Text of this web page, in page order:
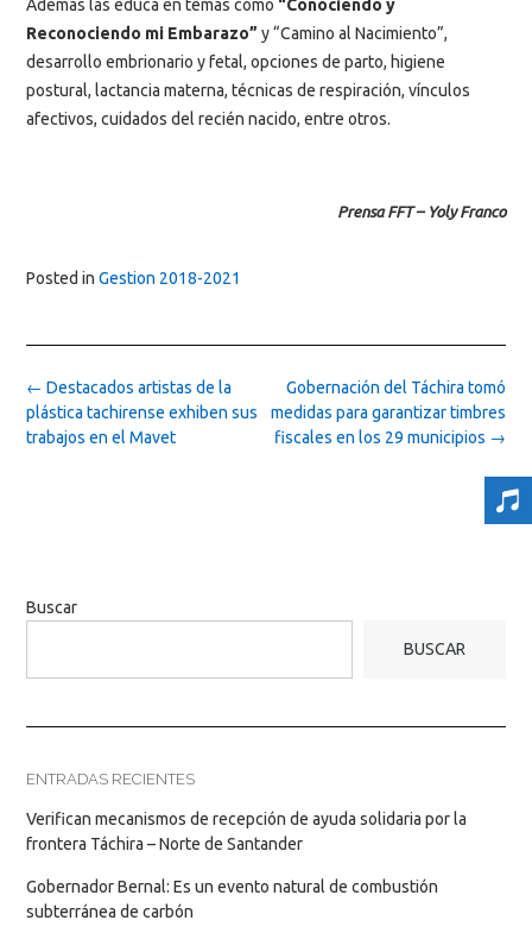
Además las educa en temas como “Conociendo y
Reconociendo mi Embarazo” y “Camino al Nacimiento”,
desarrollo embrionario y fetal, opciones de parto, higiene
postural, lactancia materna, técnicas de respiración, vínculos
afectivos, cuidados del recién nacido, entre otros.
Prensa FFT – Yoly Franco
Posted in Gestion 2018-2021
Post
navigation
Gobernación del Táchira tomó
medidas para garantizar timbres
fiscales en los 29 municipios →
← Destacados artistas de la
plástica tachirense exhiben sus
trabajos en el Mavet
Buscar
BUSCAR
ENTRADAS RECIENTES
Verifican mecanismos de recepción de ayuda solidaria por la
frontera Táchira – Norte de Santander
Gobernador Bernal: Es un evento natural de combustión
subterránea de carbón